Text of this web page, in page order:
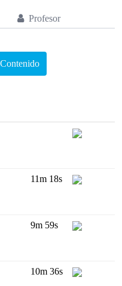
Profesor
11m 18s
9m 59s
10m 36s